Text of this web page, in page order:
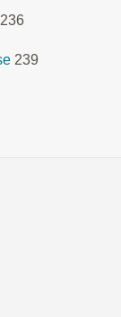
236
239